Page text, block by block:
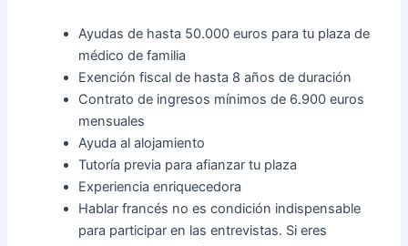
Ayudas de hasta 50.000 euros para tu plaza de
médico de familia
Exención fiscal de hasta 8 años de duración
Contrato de ingresos mínimos de 6.900 euros
mensuales
Ayuda al alojamiento
Tutoría previa para afianzar tu plaza
Experiencia enriquecedora
Hablar francés no es condición indispensable
para participar en las entrevistas. Si eres